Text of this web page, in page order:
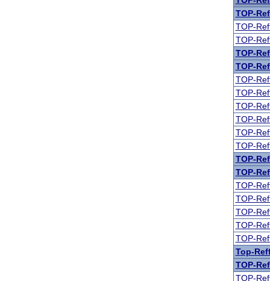
TOP-
TOP-
TOP-
TOP-
TOP-
TOP-
TOP-
TOP-
TOP-
TOP-
TOP-
TOP-
TOP-
TOP-
TOP-
TOP-
TOP-
TOP-
Top-
TOP-
TOP-